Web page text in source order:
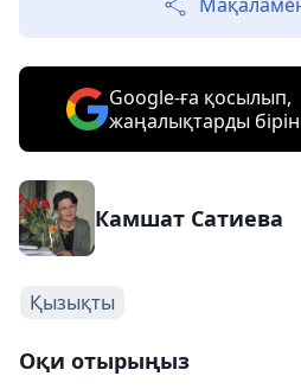
Google-ға қосылып,
жаңалықтарды
Камшат Сатиева
Қызықты
Оқи отырыңыз